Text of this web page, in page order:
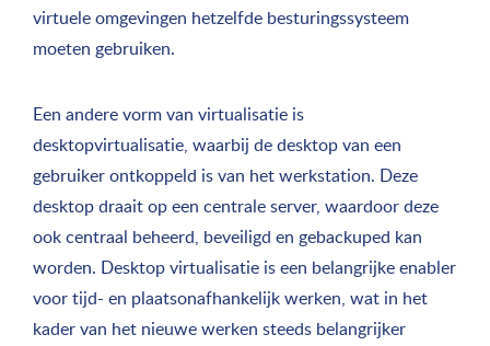
virtuele omgevingen hetzelfde besturingssysteem
moeten gebruiken.
Een andere vorm van virtualisatie is
desktopvirtualisatie, waarbij de desktop van een
gebruiker ontkoppeld is van het werkstation. Deze
desktop draait op een centrale server, waardoor deze
ook centraal beheerd, beveiligd en gebackuped kan
worden. Desktop virtualisatie is een belangrijke enabler
voor tijd- en plaatsonafhankelijk werken, wat in het
kader van het nieuwe werken steeds belangrijker